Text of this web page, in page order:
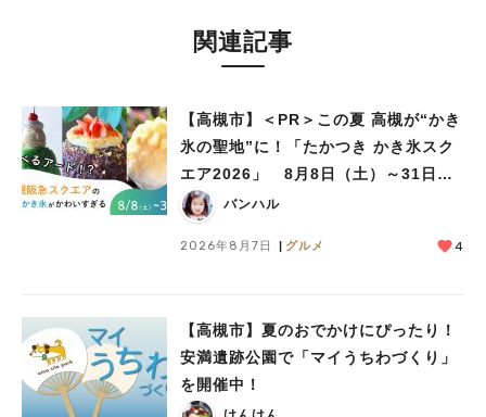
関連記事
【高槻市】＜PR＞この夏 高槻が“かき
氷の聖地”に！「たかつき かき氷スク
エア2026」 8月8日（土）～31日
（月）バンハル
2026年8月7日 グルメ 4
【高槻市】夏のおでかけにぴったり！
安満遺跡公園で「マイうちわづくり」
を開催中！